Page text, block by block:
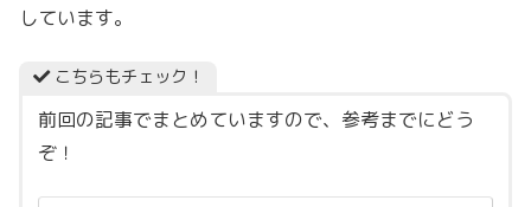
しています。
こちらもチェック！
前回の記事でまとめていますので、参考までにどう
ぞ！